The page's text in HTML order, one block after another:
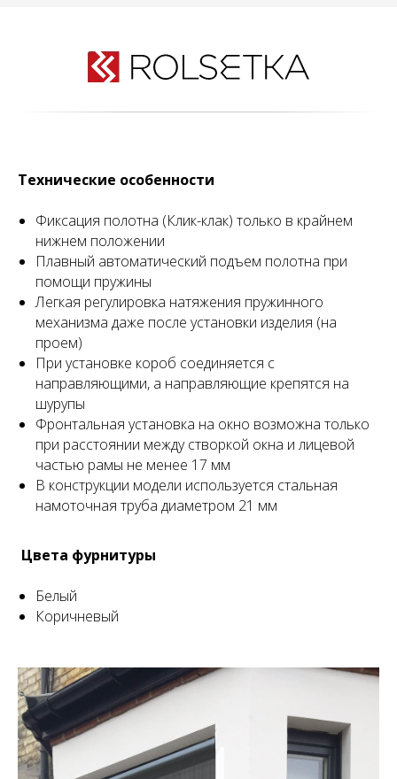
Технические особенности
Фиксация полотна (Клик-клак) только в крайнем
нижнем положении
Плавный автоматический подъем полотна при
помощи пружины
Легкая регулировка натяжения пружинного
механизма даже после установки изделия (на
проем)
При установке короб соединяется с
направляющими, а направляющие крепятся на
шурупы
Фронтальная установка на окно возможна только
при расстоянии между створкой окна и лицевой
частью рамы не менее 17 мм
В конструкции модели используется стальная
намоточная труба диаметром 21 мм
Цвета фурнитуры
Белый
Коричневый